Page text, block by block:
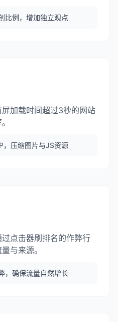
比例，增加独立观点
加载时间超过3秒的网站
，压缩图片与JS资源
点击器刷排名的作弊行
与来源。
，确保流量自然增长